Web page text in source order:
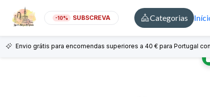
-10% SUBSCREVA Categorias
Envio grátis para encomendas superiores a 40 € para Portugal